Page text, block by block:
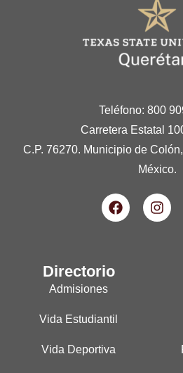
Teléfono: 800
Carretera Estatal
C.P. 76270. Municipio de
México.
Directorio
Admisiones
Vida Estudiantil
Vida Deportiva